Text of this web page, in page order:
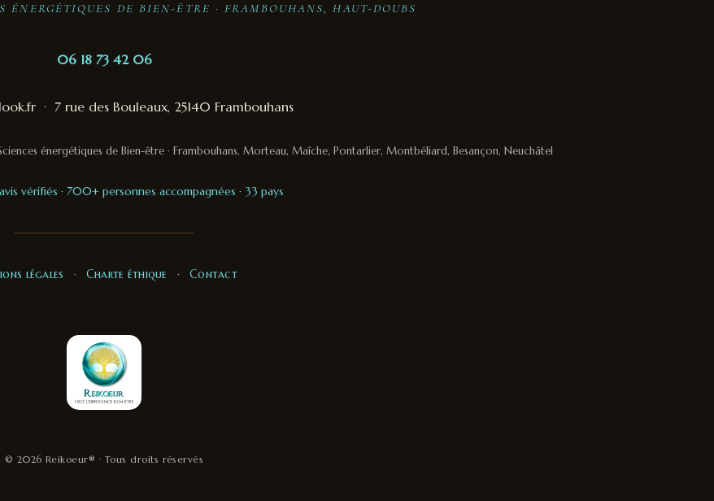
DE BIEN-ÊTRE · FRAMBOUHANS, HAUT-DOUBS
06 18 73 42 06
· 7 rue des Bouleaux, 25140 Frambouhans
énergétiques de Bien-être · Frambouhans, Morteau, Maîche, Pontarlier, Montbéliard, Besançon, Neuchâtel
vérifiés · 700+ personnes accompagnées · 33 pays
légales · Charte éthique · Contact
© 2026 Reikoeur® · Tous droits réservés